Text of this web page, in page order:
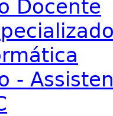
Docente
-